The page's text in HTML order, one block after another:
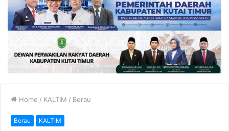
Home / KALTIM / Berau
Berau KALTIM